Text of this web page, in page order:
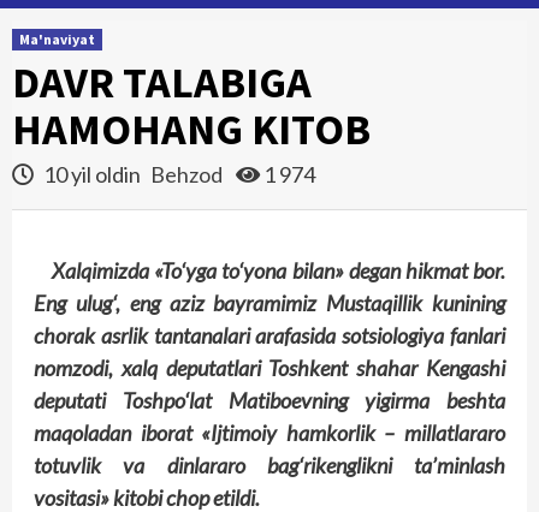
Ma'naviyat
DAVR TALABIGA
HAMOHANG KITOB
10 yil oldin Behzod 1 974
Xalqimizda «To‘yga to‘yona bilan» degan hikmat bor.
Eng ulug‘, eng aziz bayramimiz Mustaqillik kunining
chorak asrlik tantanalari arafasida sotsiologiya fanlari
nomzodi, xalq deputatlari Toshkent shahar Kengashi
deputati Toshpo‘lat Matiboevning yigirma beshta
maqoladan iborat «Ijtimoiy hamkorlik – millatlararo
totuvlik va dinlararo bag‘rikenglikni ta’minlash
vositasi» kitobi chop etildi.